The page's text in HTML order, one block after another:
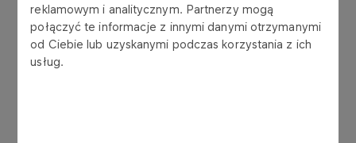
reklamowym i analitycznym. Partnerzy mogą
połączyć te informacje z innymi danymi otrzymanymi
od Ciebie lub uzyskanymi podczas korzystania z ich
usług.
kapitałem obrotowym Grupy Kapitałowej PKN
ORLEN S.A.
Obligacje zostały wyemitowane zgodnie z ustawą